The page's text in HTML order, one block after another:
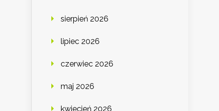
sierpień 2026
lipiec 2026
czerwiec 2026
maj 2026
kwiecień 2026